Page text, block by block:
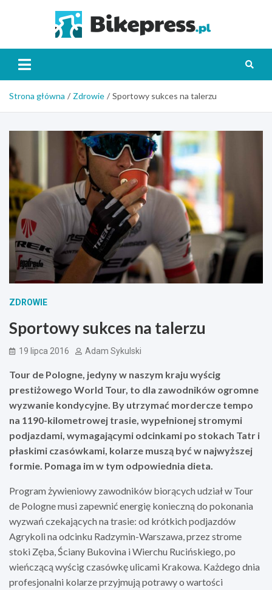
Strona główna Zdrowie Sportowy sukces na talerzu
ZDROWIE
Sportowy sukces na talerzu
19 lipca 2016 Adam Sykulski
Tour de Pologne, jedyny w naszym kraju wyścig
prestiżowego World Tour, to dla zawodników ogromne
wyzwanie kondycyjne. By utrzymać mordercze tempo
na 1190-kilometrowej trasie, wypełnionej stromymi
podjazdami, wymagającymi odcinkami po stokach Tatr i
płaskimi czasówkami, kolarze muszą być w najwyższej
formie. Pomaga im w tym odpowiednia dieta.
Program żywieniowy zawodników biorących udział w Tour
de Pologne musi zapewnić energię konieczną do pokonania
wyzwań czekających na trasie: od krótkich podjazdów
Agrykoli na odcinku Radzymin-Warszawa, przez strome
stoki Zęba, Ściany Bukovina i Wierchu Rucińskiego, po
wieńczącą wyścig czasówkę ulicami Krakowa. Każdego dnia
profesjonalni kolarze przyjmują potrawy o wartości